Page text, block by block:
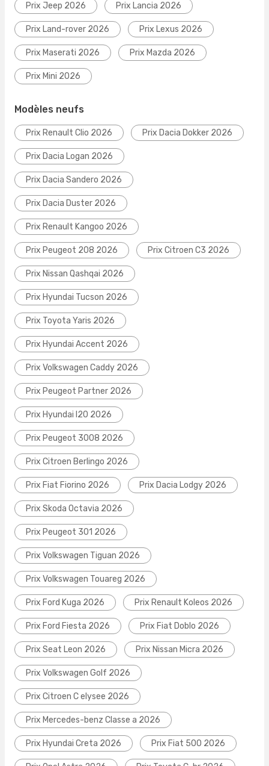
Prix Jeep 2026 Prix Lancia 2026
Prix Land-rover 2026 Prix Lexus 2026
Prix Maserati 2026 Prix Mazda 2026
Prix Mini 2026
Modèles neufs
Prix Renault Clio 2026 Prix Dacia Dokker 2026
Prix Dacia Logan 2026
Prix Dacia Sandero 2026
Prix Dacia Duster 2026
Prix Renault Kangoo 2026
Prix Peugeot 208 2026 Prix Citroen C3 2026
Prix Nissan Qashqai 2026
Prix Hyundai Tucson 2026
Prix Toyota Yaris 2026
Prix Hyundai Accent 2026
Prix Volkswagen Caddy 2026
Prix Peugeot Partner 2026
Prix Hyundai I20 2026
Prix Peugeot 3008 2026
Prix Citroen Berlingo 2026
Prix Fiat Fiorino 2026 Prix Dacia Lodgy 2026
Prix Skoda Octavia 2026
Prix Peugeot 301 2026
Prix Volkswagen Tiguan 2026
Prix Volkswagen Touareg 2026
Prix Ford Kuga 2026 Prix Renault Koleos 2026
Prix Ford Fiesta 2026 Prix Fiat Doblo 2026
Prix Seat Leon 2026 Prix Nissan Micra 2026
Prix Volkswagen Golf 2026
Prix Citroen C elysee 2026
Prix Mercedes-benz Classe a 2026
Prix Hyundai Creta 2026 Prix Fiat 500 2026